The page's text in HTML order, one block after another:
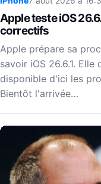
Apple teste iOS
correctifs
Apple prépare sa
savoir iOS 26.6.1.
disponible d'ici les
Bientôt l'arrivée…